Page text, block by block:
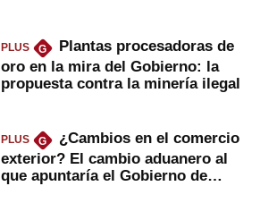
PLUS G
Plantas procesadoras de
oro en la mira del Gobierno: la
propuesta contra la minería ilegal
PLUS G
¿Cambios en el comercio
exterior? El cambio aduanero al
que apuntaría el Gobierno de